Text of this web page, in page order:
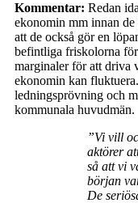
Kommentar: Redan
ekonomin mm innan
att de också gör en
befintliga friskolorna
marginaler för att driva
ekonomin kan
ledningsprövning och
kommunala huvudmän.
”Vi vill
aktörer
så att vi
början
De